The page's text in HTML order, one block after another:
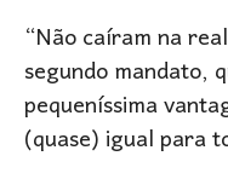
“Não caíram na
segundo mandato,
pequeníssima
(quase) igual para